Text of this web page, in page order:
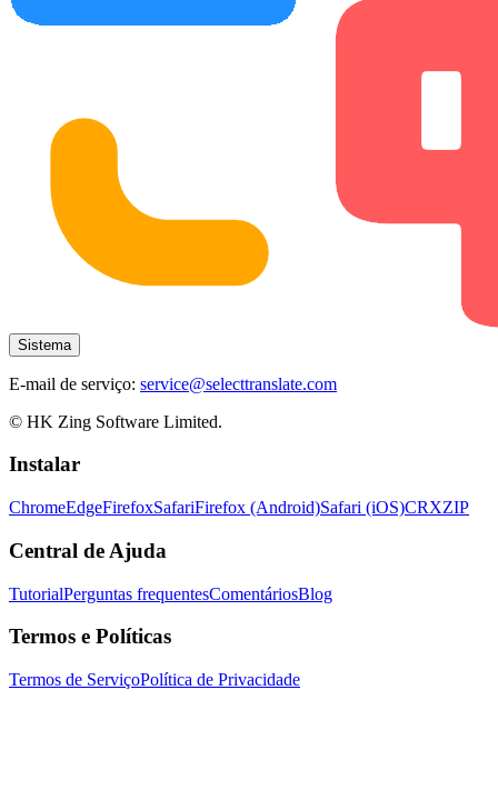
Sistema
E-mail de serviço: service@selecttranslate.com
© HK Zing Software Limited.
Instalar
ChromeEdgeFirefoxSafariFirefox (Android)Safari (iOS)CRXZIP
Central de Ajuda
TutorialPerguntas frequentesComentáriosBlog
Termos e Políticas
Termos de ServiçoPolítica de Privacidade